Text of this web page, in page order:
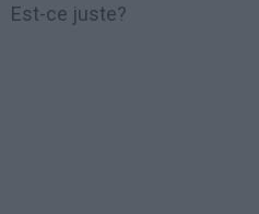
Est-ce juste?